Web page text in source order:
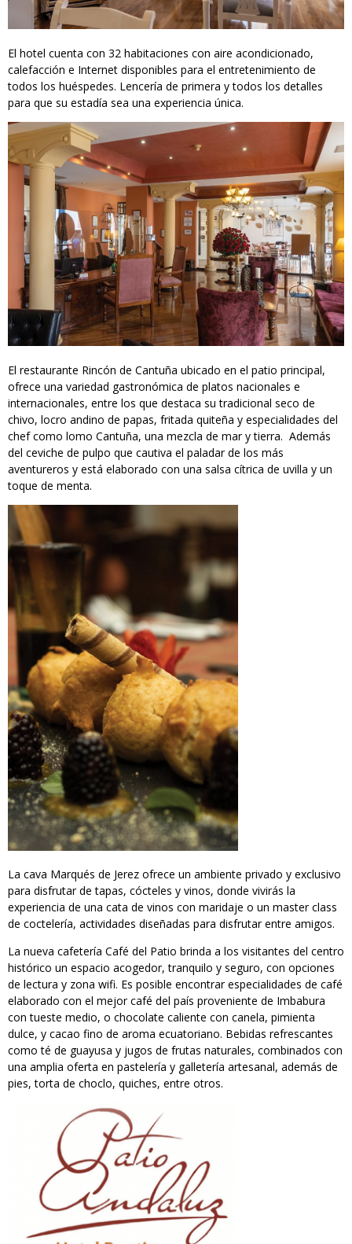
El hotel cuenta con 32 habitaciones con aire acondicionado,
calefacción e Internet disponibles para el entretenimiento de
todos los huéspedes. Lencería de primera y todos los detalles
para que su estadía sea una experiencia única.
El restaurante Rincón de Cantuña ubicado en el patio principal,
ofrece una variedad gastronómica de platos nacionales e
internacionales, entre los que destaca su tradicional seco de
chivo, locro andino de papas, fritada quiteña y especialidades del
chef como lomo Cantuña, una mezcla de mar y tierra. Además
del ceviche de pulpo que cautiva el paladar de los más
aventureros y está elaborado con una salsa cítrica de uvilla y un
toque de menta.
La cava Marqués de Jerez ofrece un ambiente privado y exclusivo
para disfrutar de tapas, cócteles y vinos, donde vivirás la
experiencia de una cata de vinos con maridaje o un master class
de coctelería, actividades diseñadas para disfrutar entre amigos.
La nueva cafetería Café del Patio brinda a los visitantes del centro
histórico un espacio acogedor, tranquilo y seguro, con opciones
de lectura y zona wifi. Es posible encontrar especialidades de café
elaborado con el mejor café del país proveniente de Imbabura
con tueste medio, o chocolate caliente con canela, pimienta
dulce, y cacao fino de aroma ecuatoriano. Bebidas refrescantes
como té de guayusa y jugos de frutas naturales, combinados con
una amplia oferta en pastelería y galletería artesanal, además de
pies, torta de choclo, quiches, entre otros.